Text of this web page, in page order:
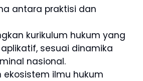
antara praktisi dan
kurikulum hukum yang
sesuai dinamika
nasional.
ekosistem ilmu hukum